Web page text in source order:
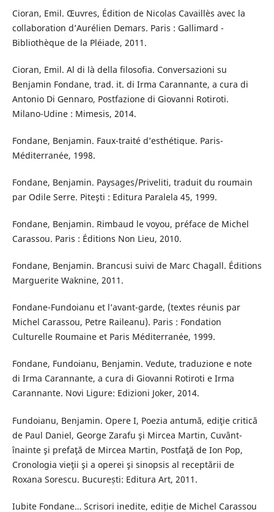
Cioran, Emil. Œuvres, Édition de Nicolas Cavaillès avec la
collaboration d’Aurélien Demars. Paris : Gallimard -
Bibliothèque de la Pléiade, 2011.
Cioran, Emil. Al di là della filosofia. Conversazioni su
Benjamin Fondane, trad. it. di Irma Carannante, a cura di
Antonio Di Gennaro, Postfazione di Giovanni Rotiroti.
Milano-Udine : Mimesis, 2014.
Fondane, Benjamin. Faux-traité d’esthétique. Paris-
Méditerranée, 1998.
Fondane, Benjamin. Paysages/Priveliti, traduit du roumain
par Odile Serre. Piteşti : Editura Paralela 45, 1999.
Fondane, Benjamin. Rimbaud le voyou, préface de Michel
Carassou. Paris : Éditions Non Lieu, 2010.
Fondane, Benjamin. Brancusi suivi de Marc Chagall. Éditions
Marguerite Waknine, 2011.
Fondane-Fundoianu et l’avant-garde, (textes réunis par
Michel Carassou, Petre Raileanu). Paris : Fondation
Culturelle Roumaine et Paris Méditerranée, 1999.
Fondane, Fundoianu, Benjamin. Vedute, traduzione e note
di Irma Carannante, a cura di Giovanni Rotiroti e Irma
Carannante. Novi Ligure: Edizioni Joker, 2014.
Fundoianu, Benjamin. Opere I, Poezia antumă, ediţie critică
de Paul Daniel, George Zarafu şi Mircea Martin, Cuvânt-
înainte şi prefaţă de Mircea Martin, Postfaţă de Ion Pop,
Cronologia vieţii şi a operei şi sinopsis al receptării de
Roxana Sorescu. București: Editura Art, 2011.
Iubite Fondane… Scrisori inedite, ediție de Michel Carassou